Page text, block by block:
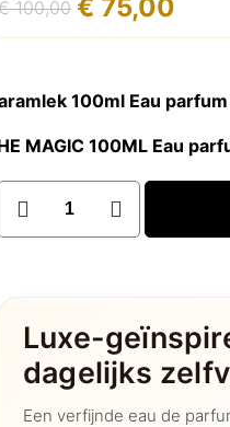
100,00
Oorspronkelijke
100,00.
€ 75,00
Huidige
75,00. 100ml Eau parfum
MAGIC 100ML Eau
magic100ml
aantal
Luxe-
dagelijks
Een verfijnde eau de